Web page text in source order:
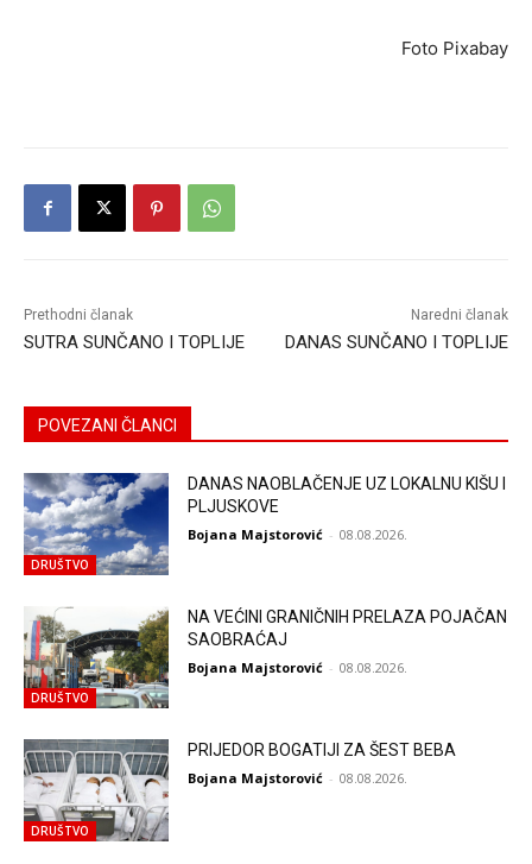
Foto Pixabay
Prethodni članak
SUTRA SUNČANO I TOPLIJE
Naredni članak
DANAS SUNČANO I TOPLIJE
POVEZANI ČLANCI
DRUŠTVO
DANAS NAOBLAČENJE UZ LOKALNU KIŠU I
PLJUSKOVE
Bojana Majstorović - 08.08.2026.
DRUŠTVO
NA VEĆINI GRANIČNIH PRELAZA POJAČAN
SAOBRAĆAJ
Bojana Majstorović - 08.08.2026.
DRUŠTVO
PRIJEDOR BOGATIJI ZA ŠEST BEBA
Bojana Majstorović - 08.08.2026.